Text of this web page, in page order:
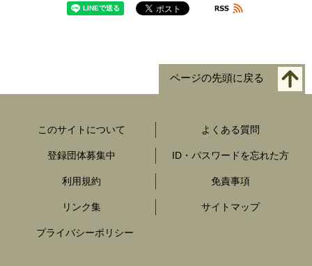
ページの先頭に戻る
このサイトについて よくある質問
登録団体募集中 ID・パスワードを忘れた方
利用規約 免責事項
リンク集 サイトマップ
プライバシーポリシー